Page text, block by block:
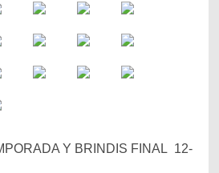
Y BRINDIS FINAL 12-